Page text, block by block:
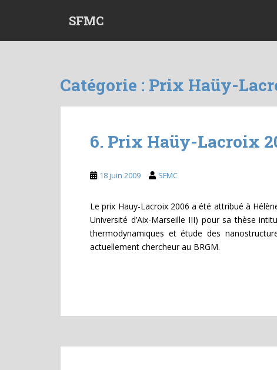
SFMC
Catégorie : Prix Haüy-
6. Prix Haüy-Lacroix
18 juin 2009 SFMC
Le prix Hauy-Lacroix 2006 a été attribué à
Université d’Aix-Marseille III) pour sa thèse
thermodynamiques et étude des
actuellement chercheur au BRGM.